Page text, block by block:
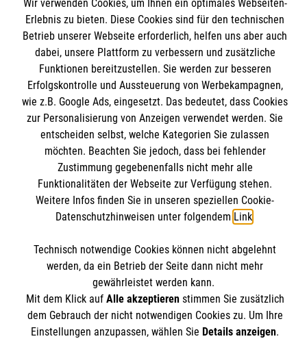
Angebote & Leistungen
Kursangebote
Mitarbeiten & Stellenangebote
Wir Malteser
Informationen
Kontakt
Presse und Medien
Transparenz
Impressum
Datenschutz
Malteser online
Malteserorden
Malteser Jugend
Malteser International
Mediathek
Spendenkonto
Empfänger: Malteser Hilfsdienst e.V.
BIC: GENODED 1PA7
Soziale Netzwerke
Der Malteser Hilfsdienst e.V. ist als eingetragene
gemeinnützige Organisation von der Körperschaft- und
Wir verwenden Cookies, um Ihnen ein optimales Webseiten-
Erlebnis zu bieten. Diese Cookies sind für den technischen
Betrieb unserer Webseite erforderlich, helfen uns aber auch
dabei, unsere Plattform zu verbessern und zusätzliche
Funktionen bereitzustellen. Sie werden zur besseren
Erfolgskontrolle und Aussteuerung von Werbekampagnen,
wie z.B. Google Ads, eingesetzt. Das bedeutet, dass Cookies
zur Personalisierung von Anzeigen verwendet werden. Sie
entscheiden selbst, welche Kategorien Sie zulassen
möchten. Beachten Sie jedoch, dass bei fehlender
Zustimmung gegebenenfalls nicht mehr alle
Funktionalitäten der Webseite zur Verfügung stehen.
Weitere Infos finden Sie in unseren speziellen Cookie-
Datenschutzhinweisen unter folgendem Link.
Technisch notwendige Cookies können nicht abgelehnt
werden, da ein Betrieb der Seite dann nicht mehr
gewährleistet werden kann.
Mit dem Klick auf Alle akzeptierenstimmen Sie zusätzlich
dem Gebrauch der nicht notwendigen Cookies zu. Um Ihre
Einstellungen anzupassen, wählen Sie Details anzeigen.